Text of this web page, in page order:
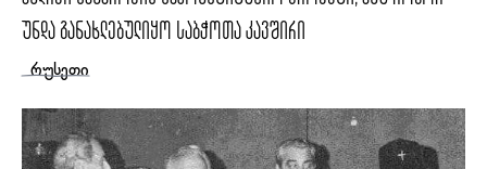
უნდა განახლებულიყო საბჭოთა კავშირი
რუსეთი